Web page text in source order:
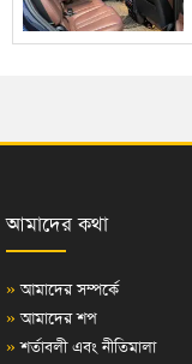
আমাদের কথা
» আমাদের সম্পর্কে
» আমাদের শপ
» শর্তাবলী এবং নীতিমালা